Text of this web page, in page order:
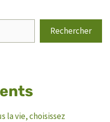
Rechercher
la vie, choisissez